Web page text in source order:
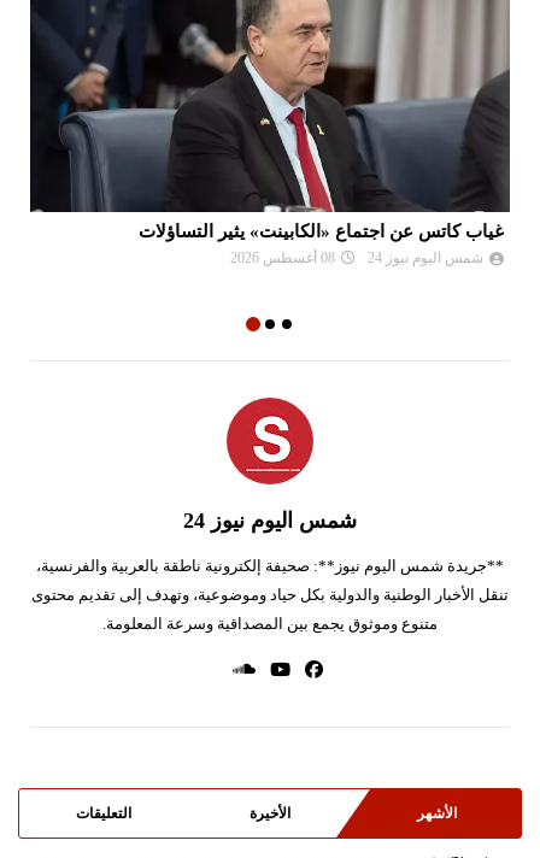
غياب كاتس عن اجتماع «الكابينت» يثير التساؤلات
شمس اليوم نيوز 24 08 أغسطس 2026
شمس اليوم نيوز 24
**جريدة شمس اليوم نيوز**: صحيفة إلكترونية ناطقة بالعربية والفرنسية،
تنقل الأخبار الوطنية والدولية بكل حياد وموضوعية، وتهدف إلى تقديم محتوى
متنوع وموثوق يجمع بين المصداقية وسرعة المعلومة.
الأشهر الأخيرة التعليقات